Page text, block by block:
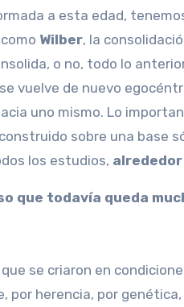
a esta edad,
Wilber, la
o no, todo lo
vuelve de nuevo
uno mismo. Lo
sobre una base
los estudios,
que todavía queda
se criaron en
por herencia, por